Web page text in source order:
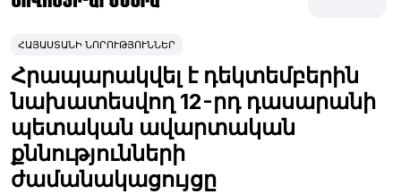
ՀԱՅԱՍՏԱՆԻ ՆՈՐՈՒԹՅՈՒՆՆԵՐ
Հրապարակվել է դեկտեմբերին
նախատեսվող 12-րդ դասարանի
պետական ավարտական
քննությունների
ժամանակացույցը